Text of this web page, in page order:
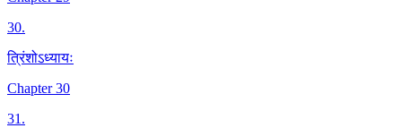
30.
त्रिंशोऽध्यायः
Chapter 30
31.